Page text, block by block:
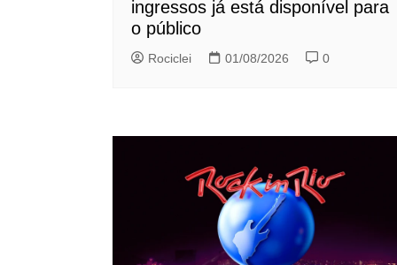
ingressos já está disponível para
o público
Rociclei 01/08/2026 0